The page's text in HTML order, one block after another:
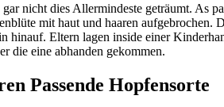
nicht dies Allermindeste geträumt. As
mit haut und haaren
Eltern lagen inside einer
die eine abhanden gekommen.
Passende Hopfensorte